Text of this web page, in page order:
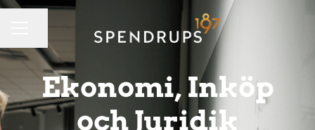
Ekonomi, Inköp
och Juridik